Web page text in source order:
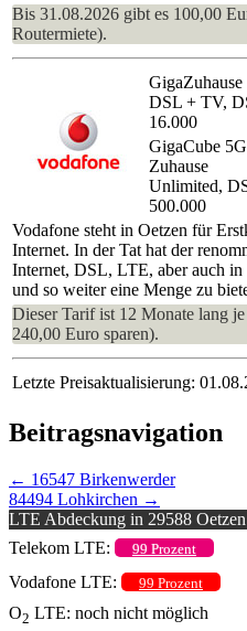
Bis 31.08.2026 gibt es 100,00
Routermiete).
GigaZuhause
DSL + TV,
16.000
GigaCube 5G
Zuhause
Unlimited,
500.000
Vodafone steht in Oetzen für
Internet. In der Tat hat der
Internet, DSL, LTE, aber auch
und so weiter eine Menge zu
Dieser Tarif ist 12 Monate lang
240,00 Euro sparen).
Letzte Preisaktualisierung:
Beitragsnavigation
← 16547 Birkenwerder
84494 Lohkirchen →
LTE Abdeckung in 29588 Oetzen
Telekom LTE:
99 Prozent
Vodafone LTE: 99 Prozent
O2 LTE: noch nicht möglich